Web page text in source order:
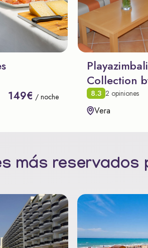
149€ / noche
Collection
8.3 2 opiniones
Vera
más reservados